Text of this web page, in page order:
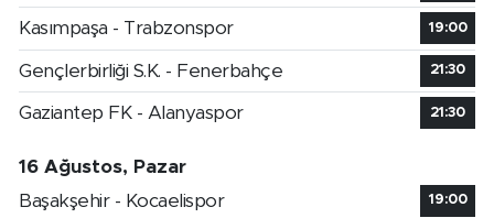
Kasımpaşa - Trabzonspor 19:00
Gençlerbirliği S.K. - Fenerbahçe 21:30
Gaziantep FK - Alanyaspor 21:30
16 Ağustos, Pazar
Başakşehir - Kocaelispor
19:00